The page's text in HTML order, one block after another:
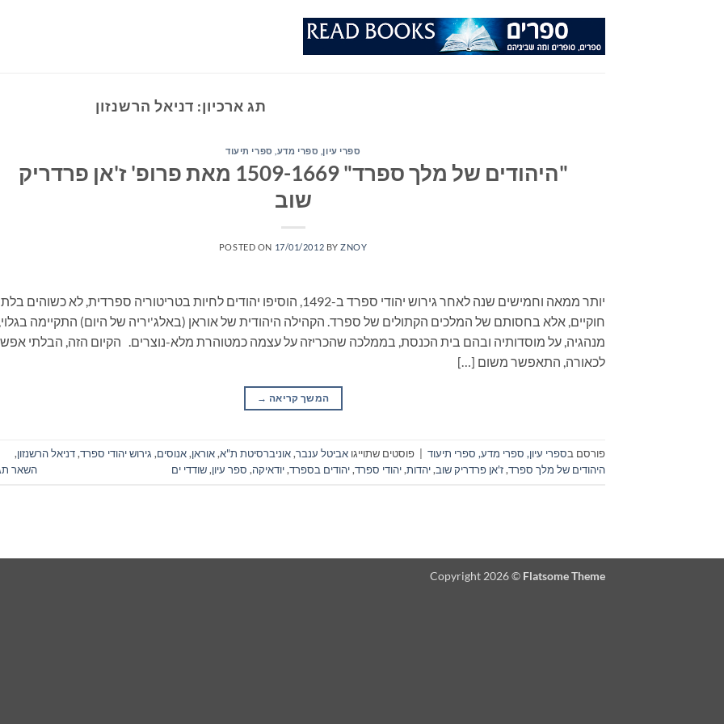
תג ארכיון: דניאל הרשנזון
ספרי עיון, ספרי מדע, ספרי תיעוד
"היהודים של מלך ספרד" 1509-1669 מאת פרופ' ז'אן פרדריק
שוב
POSTED ON 17/01/2012 BYZNOY
יותר ממאה וחמישים שנה לאחר גירוש יהודי ספרד ב-1492, הוסיפו יהודים לחיות בטריטוריה ספרדית, לא כשוהים
חוקיים, אלא בחסותם של המלכים הקתולים של ספרד. הקהילה היהודית של אוראן (באלג'יריה של היום) התקיימה
מנהגיה, על מוסדותיה ובהם בית הכנסת, בממלכה שהכריזה על עצמה כמטוהרת מלא-נוצרים. הקיום הזה, הבלתי
לכאורה, התאפשר משום […]
המשך קריאה →
פורסם בספרי עיון, ספרי מדע, ספרי תיעוד פוסטים שתוייגו אביטל ענבר,אוניברסיטת ת"א,אוראן,אנוסים, גירוש יהודי ספרד,דניאל הרשנזון,
היהודים של מלך ספרד,ז'אן פרדריק שוב,יהדות,יהודי ספרד,יהודים בספרד,יודאיקה, ספר עיון,שודדי ים השאר
Copyright 2026 © Flatsome Theme